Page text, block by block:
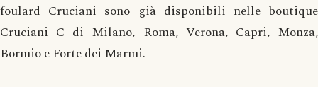
foulard Cruciani sono già disponibili nelle boutique
Cruciani C di Milano, Roma, Verona, Capri, Monza,
Bormio e Forte dei Marmi.